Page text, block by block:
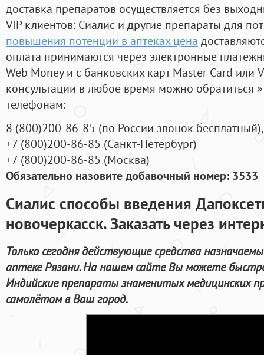
доставка препаратов осуществляется без
VIP клиентов: Сиалис и другие препараты для
повышения потенции в аптеках цена
оплата принимаются через электронные
Web Money и с банковских карт Master Card или
консультации в любое время можно обратиться
телефонам:
8 (800)200-86-85 (по России звонок бесплатный),
+7 (800)200-86-85 (Санкт-Петербург)
+7 (800)200-86-85 (Москва)
Обязательно назовите добавочный номер: 3533
Сиалис способы введения
новочеркасск. Заказать через
Только сегодня действующие средства
аптеке Рязани. На нашем сайте Вы можете
Индийские препараты знаменитых медицинских
самолётом в Ваш город.